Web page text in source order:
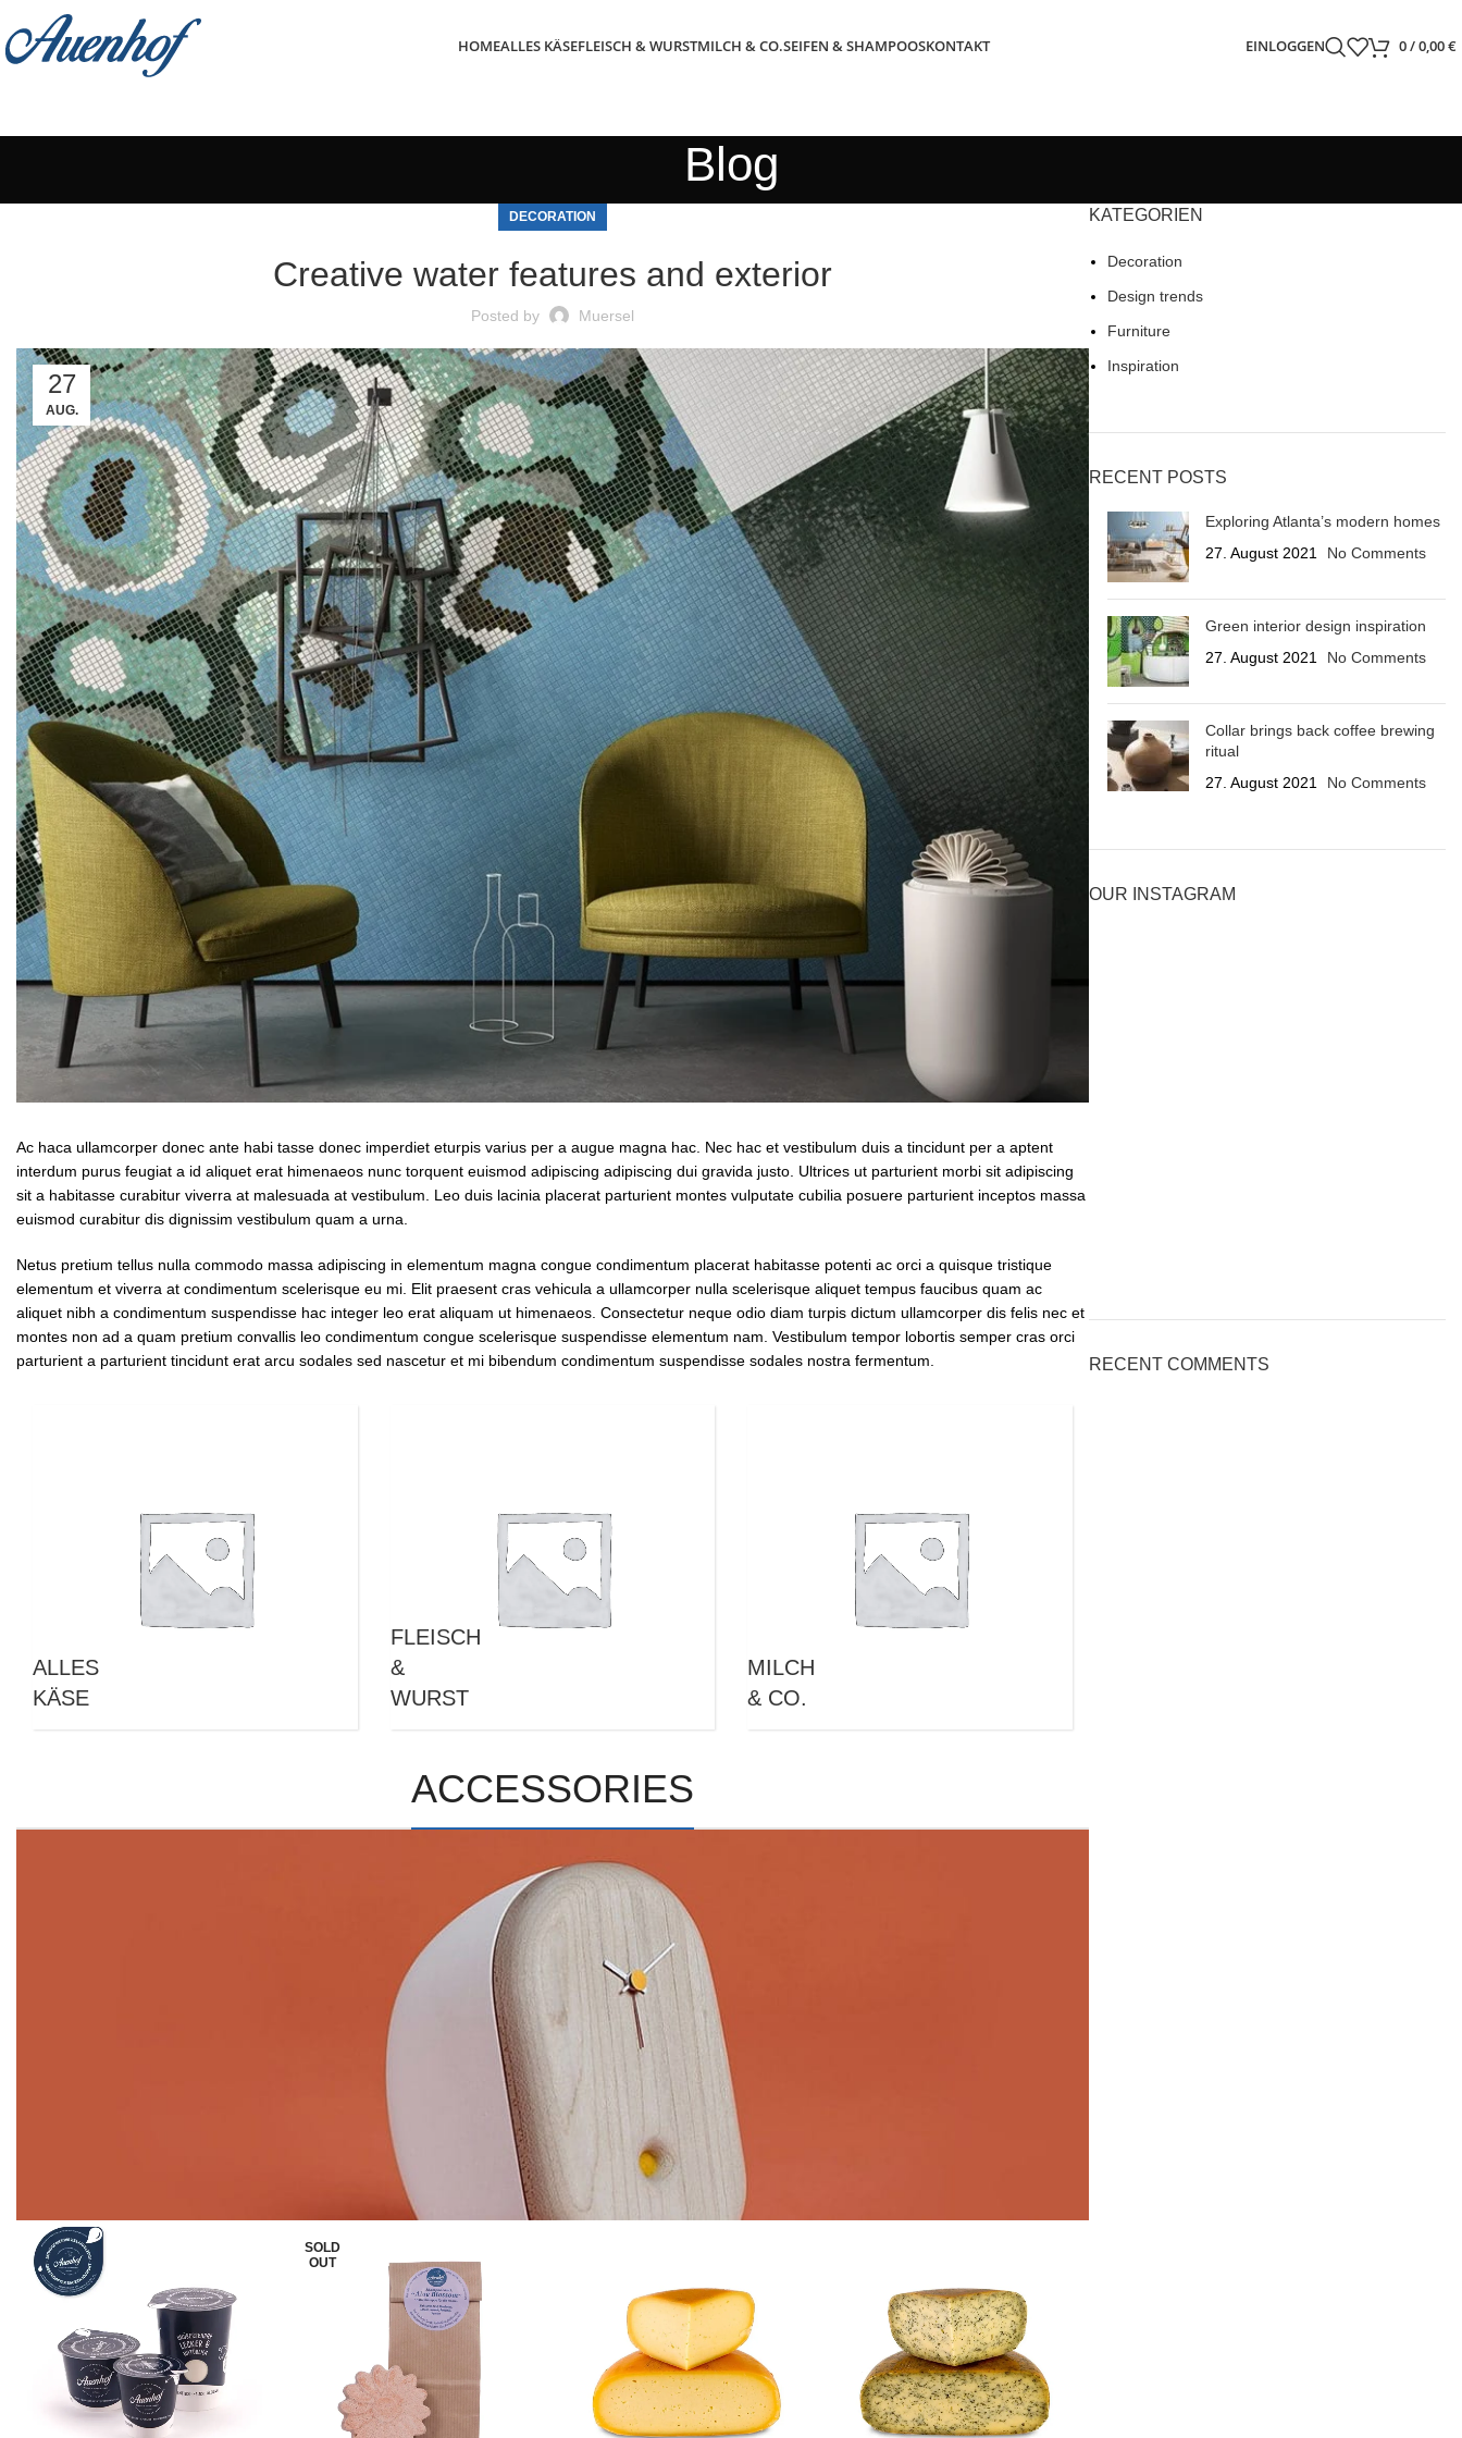
HOMEALLES KÄSEFLEISCH & WURSTMILCH & CO.SEIFEN & SHAMPOOSKONTAKT EINLOGGEN 0/0,00€
Blog
DECORATION
Creative water features and exterior
Posted by Muersel
27
AUG.
Ac haca ullamcorper donec ante habi tasse donec imperdiet eturpis varius per a augue magna hac. Nec hac et vestibulum duis a tincidunt per a aptent
interdum purus feugiat a id aliquet erat himenaeos nunc torquent euismod adipiscing adipiscing dui gravida justo. Ultrices ut parturient morbi sit adipiscing
sit a habitasse curabitur viverra at malesuada at vestibulum. Leo duis lacinia placerat parturient montes vulputate cubilia posuere parturient inceptos massa
euismod curabitur dis dignissim vestibulum quam a urna.
Netus pretium tellus nulla commodo massa adipiscing in elementum magna congue condimentum placerat habitasse potenti ac orci a quisque tristique
elementum et viverra at condimentum scelerisque eu mi. Elit praesent cras vehicula a ullamcorper nulla scelerisque aliquet tempus faucibus quam ac
aliquet nibh a condimentum suspendisse hac integer leo erat aliquam ut himenaeos. Consectetur neque odio diam turpis dictum ullamcorper dis felis nec et
montes non ad a quam pretium convallis leo condimentum congue scelerisque suspendisse elementum nam. Vestibulum tempor lobortis semper cras orci
parturient a parturient tincidunt erat arcu sodales sed nascetur et mi bibendum condimentum suspendisse sodales nostra fermentum.
ALLES
KÄSE
FLEISCH
&
WURST
MILCH
& CO.
ACCESSORIES
SOLD
OUT
KATEGORIEN
Decoration
Design trends
Furniture
Inspiration
RECENT POSTS
Exploring Atlanta’s modern homes
27. August 2021
No Comments
Green interior design inspiration
27. August 2021
No Comments
Collar brings back coffee brewing
ritual
27. August 2021
No Comments
OUR INSTAGRAM
RECENT COMMENTS